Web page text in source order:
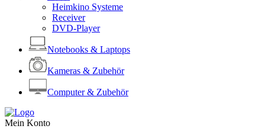
Heimkino Systeme
Receiver
DVD-Player
Notebooks & Laptops
Kameras & Zubehör
Computer & Zubehör
Mein Konto